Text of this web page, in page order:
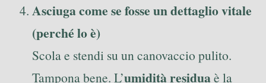
Asciuga come se fosse un dettaglio vitale
(perché lo è)
Scola e stendi su un canovaccio pulito.
Tampona bene. L’umidità residuaè la